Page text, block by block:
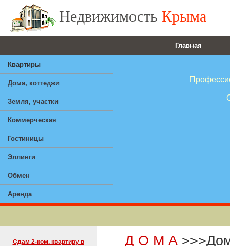
Недвижимость Крыма
Главная
Квартиры
Дома, коттеджи
Земля, участки
Коммерческая
Гостиницы
Эллинги
Обмен
Аренда
Сдам 2-ком. квартиру в
Д О М А